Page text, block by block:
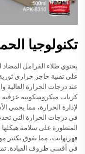
تكنولوجيا
على تقنية حاجز حراري
عند درجات الحرارة العالية
كريات ميكروسكوبية
لإدارة الحرارة، مما يحمي
في درجات الحرارة التي تحدث
فهرنهايت، مما يفوق بكثير
في أقسى ظروف القيادة. تمنع